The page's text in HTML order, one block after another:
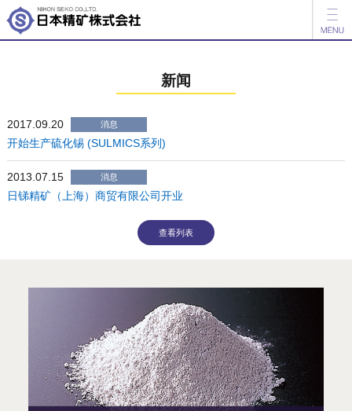
公司介绍
投资者关系
日本語
咨询
新闻
2017.09.20 消息
开始生产硫化锡 (SULMICS系列)
2013.07.15 消息
日锑精矿（上海）商贸有限公司开业
查看列表